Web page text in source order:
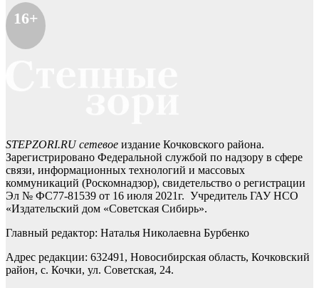
16+
STEPZORI.RU сетевое издание Кочковского района.
Зарегистрировано Федеральной службой по надзору в сфере
связи, информационных технологий и массовых
коммуникаций (Роскомнадзор), свидетельство о регистрации
Эл № ФС77-81539 от 16 июля 2021г. Учредитель ГАУ НСО
«Издательский дом «Советская Сибирь».
Главный редактор: Наталья Николаевна Бурбенко
Адрес редакции: 632491, Новосибирская область, Кочковский
район, с. Кочки, ул. Советская, 24.